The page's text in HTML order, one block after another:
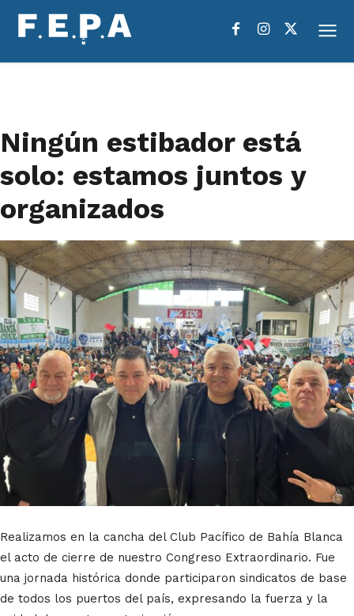
Ningún estibador está
solo: estamos juntos y
organizados
Realizamos en la cancha del Club Pacífico de Bahía Blanca
el acto de cierre de nuestro Congreso Extraordinario. Fue
una jornada histórica donde participaron sindicatos de base
de todos los puertos del país, expresando la fuerza y la